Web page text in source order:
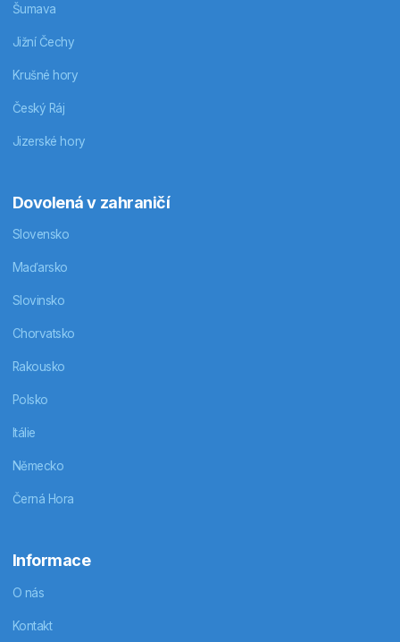
Šumava
Jižní Čechy
Krušné hory
Český Ráj
Jizerské hory
Dovolená v zahraničí
Slovensko
Maďarsko
Slovinsko
Chorvatsko
Rakousko
Polsko
Itálie
Německo
Černá Hora
Informace
O nás
Kontakt